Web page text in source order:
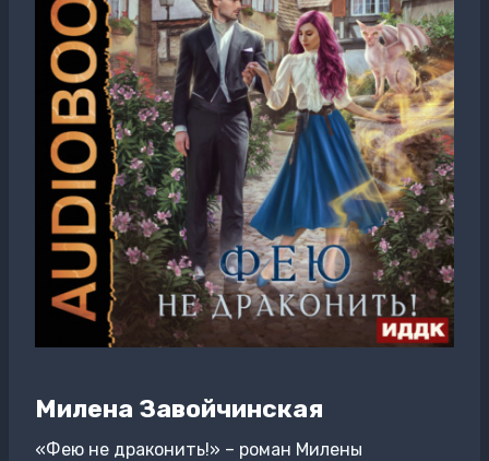
Милена Завойчинская
«Фею не драконить!» – роман Милены